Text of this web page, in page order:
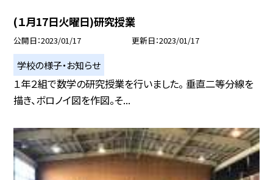
(１月17日火曜日)研究授業
公開日 2023/01/17 更新日 2023/01/17
学校の様子・お知らせ
１年２組で数学の研究授業を行いました。 垂直二等分線を
描き、ボロノイ図を作図。そ...